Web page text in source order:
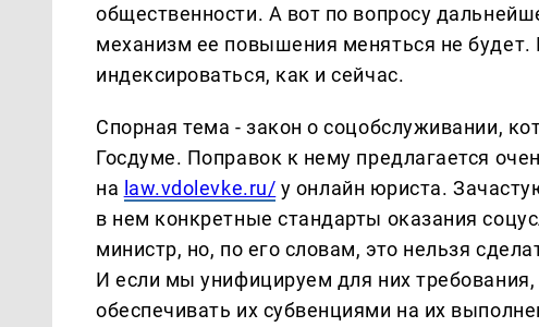
общественности. А вот по вопросу
механизм ее повышения меняться не будет.
индексироваться, как и сейчас.
Спорная тема - закон о соцобслуживании,
Госдуме. Поправок к нему предлагается
на law.vdolevke.ru/ у онлайн юриста.
в нем конкретные стандарты оказания
министр, но, по его словам, это нельзя
И если мы унифицируем для них
обеспечивать их субвенциями на их